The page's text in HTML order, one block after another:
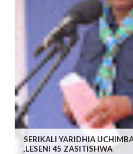
SERIKALI YARIDHIA
,LESENI 45 ZASITISHWA